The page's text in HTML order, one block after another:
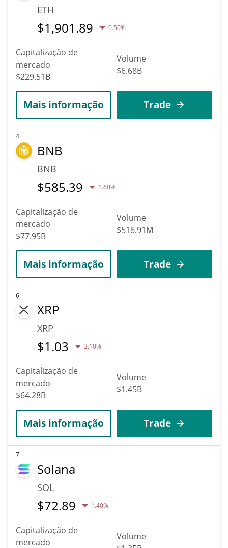
ETH
$1,901.89 0.50%
Capitalização de
mercado
$229.51B
Volume
$6.68B
Mais informação Trade
4
BNB
BNB
$585.39 1.60%
Capitalização de
mercado
$77.95B
Volume
$516.91M
Mais informação Trade
6
XRP
XRP
$1.03 2.10%
Capitalização de
mercado
$64.28B
Volume
$1.45B
Mais informação Trade
7
Solana
SOL
$72.89 1.40%
Capitalização de
mercado
Volume